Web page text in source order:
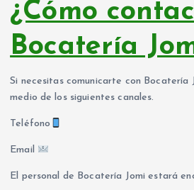
¿Cómo
Bocatería
Si necesitas comunicarte con Bocatería
medio de los siguientes canales.
Teléfono
Email
El personal de Bocatería Jomi estará